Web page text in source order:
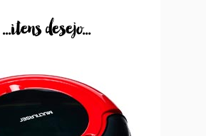
...itens desejo...